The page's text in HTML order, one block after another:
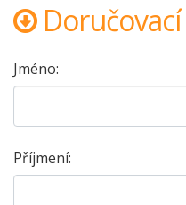
Doručovací
Jméno:
Příjmení: